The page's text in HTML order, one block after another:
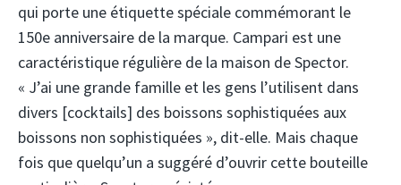
qui porte une étiquette spéciale commémorant le
150e anniversaire de la marque. Campari est une
caractéristique régulière de la maison de Spector.
« J’ai une grande famille et les gens l’utilisent dans
divers [cocktails] des boissons sophistiquées aux
boissons non sophistiquées », dit-elle. Mais chaque
fois que quelqu’un a suggéré d’ouvrir cette bouteille